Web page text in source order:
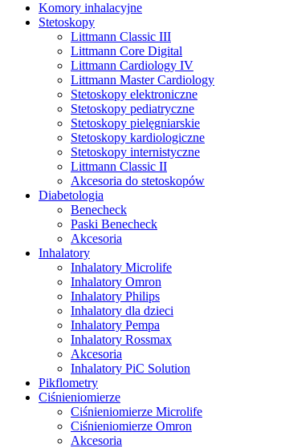
Komory inhalacyjne
Stetoskopy
Littmann Classic III
Littmann Core Digital
Littmann Cardiology IV
Littmann Master Cardiology
Stetoskopy elektroniczne
Stetoskopy pediatryczne
Stetoskopy pielęgniarskie
Stetoskopy kardiologiczne
Stetoskopy internistyczne
Littmann Classic II
Akcesoria do stetoskopów
Diabetologia
Benecheck
Paski Benecheck
Akcesoria
Inhalatory
Inhalatory Microlife
Inhalatory Omron
Inhalatory Philips
Inhalatory dla dzieci
Inhalatory Pempa
Inhalatory Rossmax
Akcesoria
Inhalatory PiC Solution
Pikflometry
Ciśnieniomierze
Ciśnieniomierze Microlife
Ciśnieniomierze Omron
Akcesoria